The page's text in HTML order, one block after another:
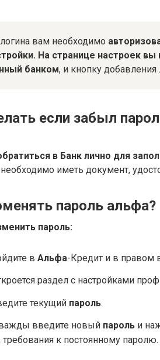
вам необходимо
На странице настроек
банком, и кнопку добавления
если забыл
в Банк лично для
иметь документ,
пароль альфа?
пароль:
в Альфа-Кредит и в правом
раздел с настройками
текущий пароль.
введите новый пароль и
требования к постоянному паролю.